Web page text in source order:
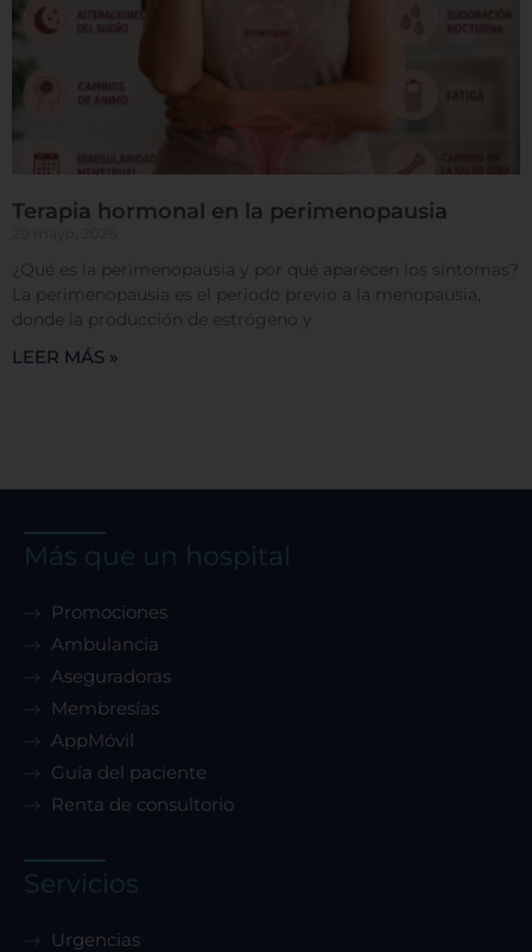
Terapia hormonal en la perimenopausia
¿Qué es la perimenopausia y por qué aparecen los síntomas?
La perimenopausia es el periodo previo a la menopausia,
donde la producción de estrógeno y
LEER MÁS »
Más que un hospital
Promociones
Ambulancia
Aseguradoras
Membresías
AppMóvil
Guía del paciente
Renta de consultorio
Servicios
Urgencias
Confirmar mis preferencias